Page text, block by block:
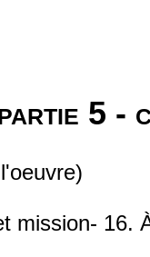
5 -
mission- 16.